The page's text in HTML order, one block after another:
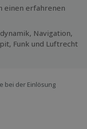
einen erfahrenen
Navigation,
Funk und Luftrecht
bei der Einlösung